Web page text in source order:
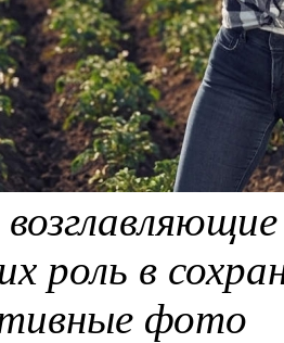
роль в
фото